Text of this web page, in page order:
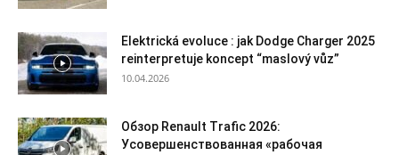
Elektrická evoluce : jak Dodge Charger 2025
reinterpretuje koncept “maslový vůz”
10.04.2026
Обзор Renault Trafic 2026:
Усовершенствованная «рабочая